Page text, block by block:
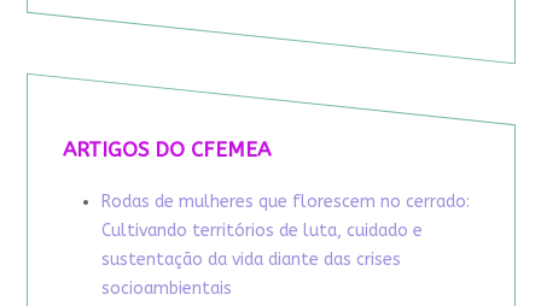
ARTIGOS DO CFEMEA
Rodas de mulheres que florescem no cerrado:
Cultivando territórios de luta, cuidado e
sustentação da vida diante das crises
socioambientais